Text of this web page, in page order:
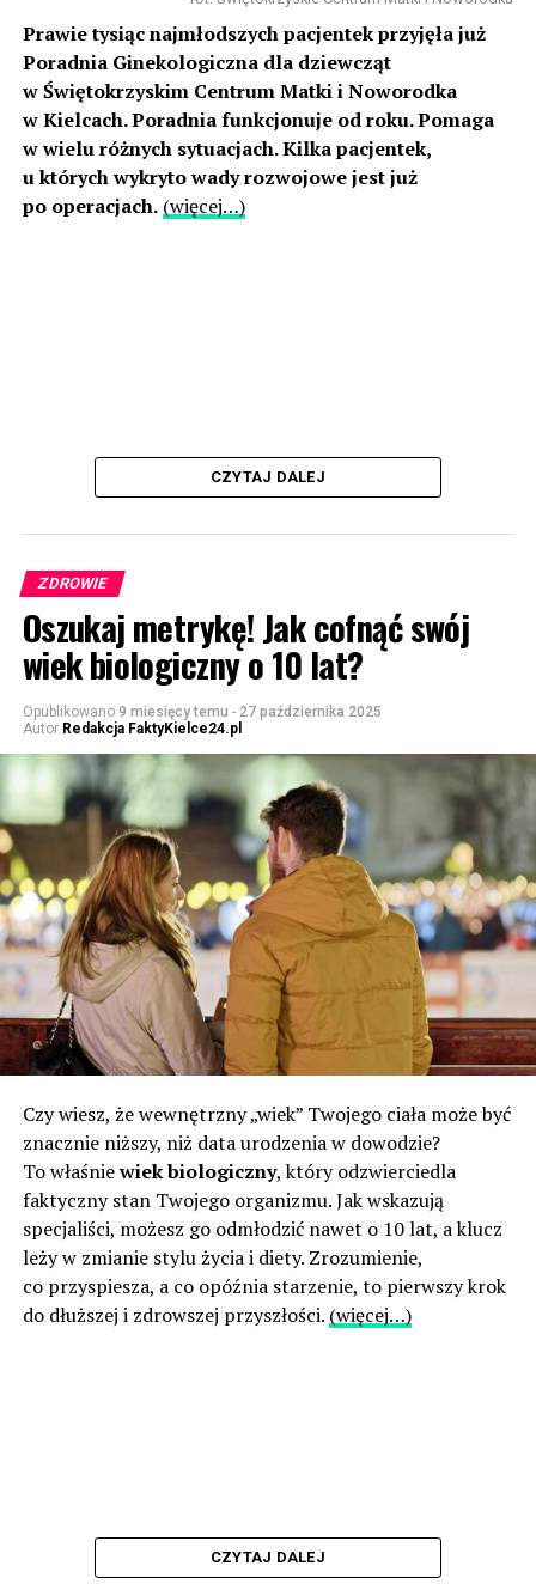
Prawie tysiąc najmłodszych pacjentek przyjęła już
Poradnia Ginekologiczna dla dziewcząt
w Świętokrzyskim Centrum Matki i Noworodka
w Kielcach. Poradnia funkcjonuje od roku. Pomaga
w wielu różnych sytuacjach. Kilka pacjentek,
u których wykryto wady rozwojowe jest już
po operacjach. (więcej…)
CZYTAJ DALEJ
ZDROWIE
Oszukaj metrykę! Jak cofnąć swój
wiek biologiczny o 10 lat?
Opublikowano 9 miesięcy temu - 27 października 2025
Autor Redakcja FaktyKielce24.pl
Czy wiesz, że wewnętrzny „wiek” Twojego ciała może być
znacznie niższy, niż data urodzenia w dowodzie?
To właśniewiek biologiczny, który odzwierciedla
faktyczny stan Twojego organizmu. Jak wskazują
specjaliści, możesz go odmłodzić nawet o 10 lat, a klucz
leży w zmianie stylu życia i diety. Zrozumienie,
co przyspiesza, a co opóźnia starzenie, to pierwszy krok
do dłuższej i zdrowszej przyszłości. (więcej…)
CZYTAJ DALEJ